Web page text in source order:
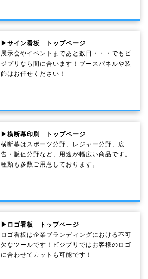
▶サイン看板 トップページ
展示会やイベントまであと数日・・・でもビ
ジプリなら間に合います！ブースパネルや装
飾はお任せください！
▶横断幕印刷 トップページ
横断幕はスポーツ分野、レジャー分野、広
告・販促分野など、用途が幅広い商品です。
種類も多数ご用意しております。
▶ロゴ看板 トップページ
ロゴ看板は企業ブランディングにおける不可
欠なツールです！ビジプリではお客様のロゴ
に合わせてカットも可能です！